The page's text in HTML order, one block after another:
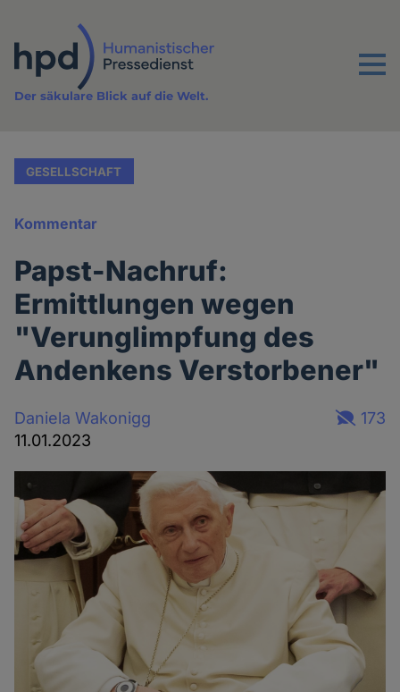
Inhalt
Menu
Der säkulare Blick auf die Welt.
GESELLSCHAFT
Kommentar
Papst-Nachruf:
Ermittlungen wegen
"Verunglimpfung des
Andenkens Verstorbener"
Daniela Wakonigg
11.01.2023
173